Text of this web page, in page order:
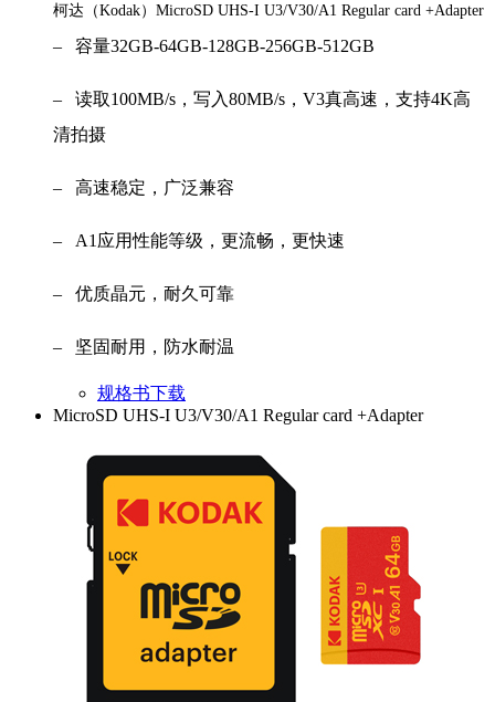
柯达（Kodak）MicroSD UHS-I U3/V30/A1 Regular card +Adapter
– 容量32GB-64GB-128GB-256GB-512GB
– 读取100MB/s，写入80MB/s，V3真高速，支持4K高
清拍摄
– 高速稳定，广泛兼容
– A1应用性能等级，更流畅，更快速
– 优质晶元，耐久可靠
– 坚固耐用，防水耐温
规格书下载
MicroSD UHS-I U3/V30/A1 Regular card +Adapter